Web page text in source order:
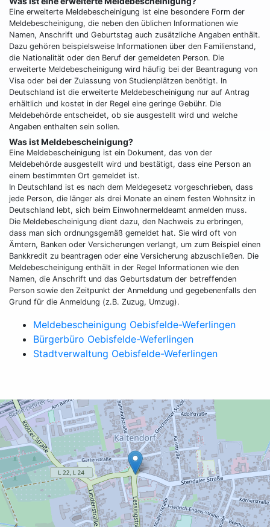
Eine erweiterte Meldebescheinigung ist eine besondere Form der
Meldebescheinigung, die neben den üblichen Informationen wie
Namen, Anschrift und Geburtstag auch zusätzliche Angaben enthält.
Dazu gehören beispielsweise Informationen über den Familienstand,
die Nationalität oder den Beruf der gemeldeten Person. Die
erweiterte Meldebescheinigung wird häufig bei der Beantragung von
Visa oder bei der Zulassung von Studienplätzen benötigt. In
Deutschland ist die erweiterte Meldebescheinigung nur auf Antrag
erhältlich und kostet in der Regel eine geringe Gebühr. Die
Meldebehörde entscheidet, ob sie ausgestellt wird und welche
Angaben enthalten sein sollen.
Was ist Meldebescheinigung?
Eine Meldebescheinigung ist ein Dokument, das von der
Meldebehörde ausgestellt wird und bestätigt, dass eine Person an
einem bestimmten Ort gemeldet ist.
In Deutschland ist es nach dem Meldegesetz vorgeschrieben, dass
jede Person, die länger als drei Monate an einem festen Wohnsitz in
Deutschland lebt, sich beim Einwohnermeldeamt anmelden muss.
Die Meldebescheinigung dient dazu, den Nachweis zu erbringen,
dass man sich ordnungsgemäß gemeldet hat. Sie wird oft von
Ämtern, Banken oder Versicherungen verlangt, um zum Beispiel einen
Bankkredit zu beantragen oder eine Versicherung abzuschließen. Die
Meldebescheinigung enthält in der Regel Informationen wie den
Namen, die Anschrift und das Geburtsdatum der betreffenden
Person sowie den Zeitpunkt der Anmeldung und gegebenenfalls den
Grund für die Anmeldung (z.B. Zuzug, Umzug).
Meldebescheinigung Oebisfelde-Weferlingen
Bürgerbüro Oebisfelde-Weferlingen
Stadtverwaltung Oebisfelde-Weferlingen